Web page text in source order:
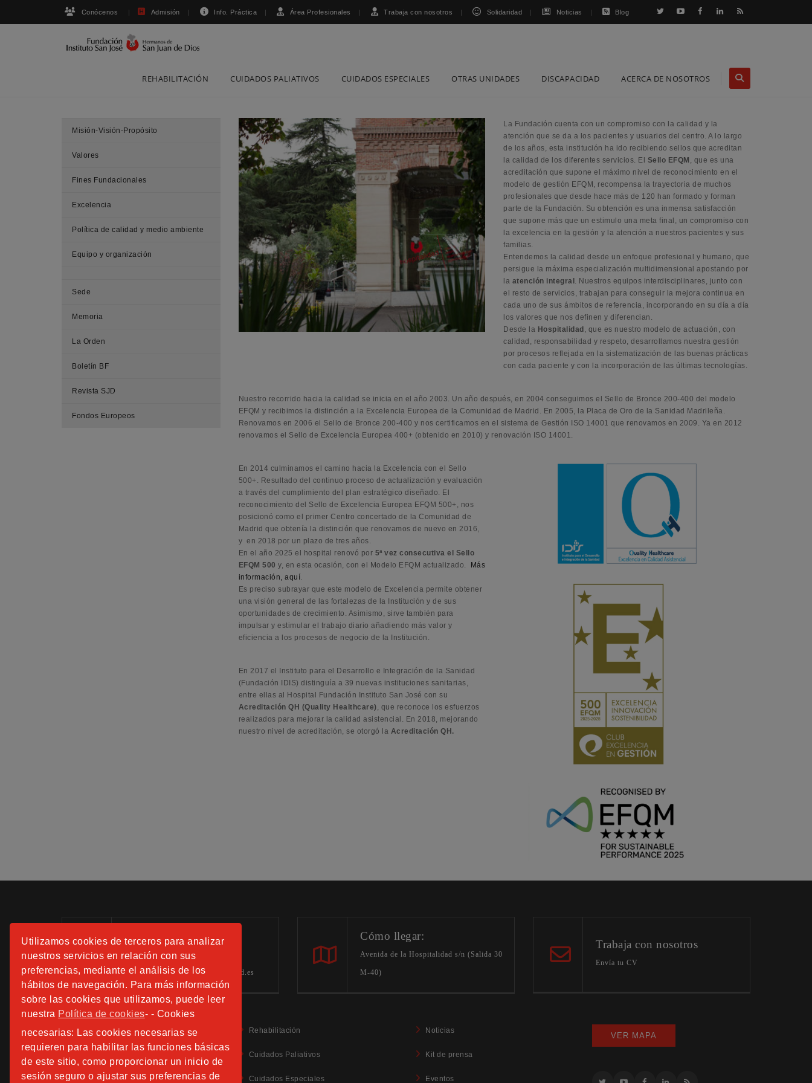
Utilizamos cookies de terceros para analizar
nuestros servicios en relación con sus
preferencias, mediante el análisis de los
hábitos de navegación. Para más información
sobre las cookies que utilizamos, puede leer
nuestra Política de cookies- - Cookies
necesarias: Las cookies necesarias se
requieren para habilitar las funciones básicas
de este sitio, como proporcionar un inicio de
sesión seguro o ajustar sus preferencias de
Conócenos Admisión Info. Práctica Área Profesionales Trabaja con nosotros Solidaridad Noticias Blog
REHABILITACIÓN CUIDADOS PALIATIVOS CUIDADOS ESPECIALES OTRAS UNIDADES DISCAPACIDAD ACERCA DE NOSOTROS
La Fundación cuenta con un compromiso con la calidad y la
atención que se da a los pacientes y usuarios del centro. A lo largo
de los años, esta institución ha ido recibiendo sellos que acreditan
la calidad de los diferentes servicios. El Sello EFQM , que es una
acreditación que supone el máximo nivel de reconocimiento en el
modelo de gestión EFQM, recompensa la trayectoria de muchos
profesionales que desde hace más de 120 han formado y forman
parte de la Fundación. Su obtención es una inmensa satisfacción
que supone más que un estimulo una meta final, un compromiso con
la excelencia en la gestión y la atención a nuestros pacientes y sus
familias.
Entendemos la calidad desde un enfoque profesional y humano, que
persigue la máxima especialización multidimensional apostando por
la atención integral . Nuestros equipos interdisciplinares, junto con
el resto de servicios, trabajan para conseguir la mejora continua en
cada uno de sus ámbitos de referencia, incorporando en su día a día
los valores que nos definen y diferencian.
Desde la Hospitalidad , que es nuestro modelo de actuación, con
calidad, responsabilidad y respeto, desarrollamos nuestra gestión
por procesos reflejada en la sistematización de las buenas prácticas
con cada paciente y con la incorporación de las últimas tecnologías.
Nuestro recorrido hacia la calidad se inicia en el año 2003. Un año después, en 2004 conseguimos el Sello de Bronce 200-400 del modelo
EFQM y recibimos la distinción a la Excelencia Europea de la Comunidad de Madrid. En 2005, la Placa de Oro de la Sanidad Madrileña.
Renovamos en 2006 el Sello de Bronce 200-400 y nos certificamos en el sistema de Gestión ISO 14001 que renovamos en 2009. Ya en 2012
renovamos el Sello de Excelencia Europea 400+ (obtenido en 2010) y renovación ISO 14001.
En 2014 culminamos el camino hacia la Excelencia con el Sello
500+. Resultado del continuo proceso de actualización y evaluación
a través del cumplimiento del plan estratégico diseñado. El
reconocimiento del Sello de Excelencia Europea EFQM 500+, nos
posicionó como el primer Centro concertado de la Comunidad de
Madrid que obtenía la distinción que renovamos de nuevo en 2016,
y en 2018 por un plazo de tres años.
En el año 2025 el hospital renovó por 5ª vez consecutiva el Sello
EFQM 500 y, en esta ocasión, con el Modelo EFQM actualizado.
Más
información, aquí.
Es preciso subrayar que este modelo de Excelencia permite obtener
una visión general de las fortalezas de la Institución y de sus
oportunidades de crecimiento. Asimismo, sirve también para
impulsar y estimular el trabajo diario añadiendo más valor y
eficiencia a los procesos de negocio de la Institución.
En 2017 el Instituto para el Desarrollo e Integración de la Sanidad
(Fundación IDIS) distinguía a 39 nuevas instituciones sanitarias,
entre ellas al Hospital Fundación Instituto San José con su
Acreditación QH (Quality Healthcare), que reconoce los esfuerzos
realizados para mejorar la calidad asistencial. En 2018, mejorando
nuestro nivel de acreditación, se otorgó la Acreditación QH.
Misión-Visión-Propósito
Valores
Fines Fundacionales
Excelencia
Política de calidad y medio ambiente
Equipo y organización
Sede
Memoria
La Orden
Boletín BF
Revista SJD
Fondos Europeos
Información:
Tels.: 91 508 01 40 -41-42
hospitalfundacionsanjose.info@sjd.es
Cómo llegar:
Avenida de la Hospitalidad s/n (Salida 30
M-40)
Trabaja con nosotros
Envía tu CV
Aviso Legal
Rehabilitación
Cuidados Paliativos
Cuidados Especiales
Noticias
Kit de prensa
Eventos
VER MAPA